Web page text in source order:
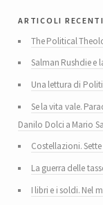
articoli recenti
The Political
Salman Rushdie e
Una lettura di
Se la vita vale.
Danilo Dolci a Mario
Costellazioni.
La guerra delle
I libri e i soldi. Nel